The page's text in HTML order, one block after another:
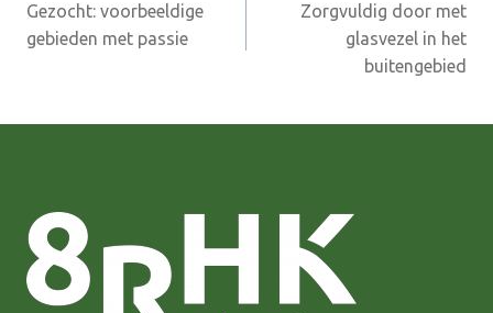
navigatie
Gezocht: voorbeeldige
gebieden met passie
Zorgvuldig door met
glasvezel in het
buitengebied